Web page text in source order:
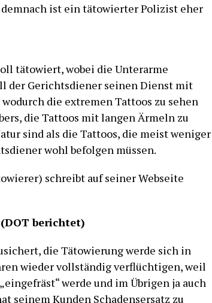
ist ein tätowierter Polizist eher
tätowiert, wobei die Unterarme
der Gerichtsdiener seinen Dienst mit
die extremen Tattoos zu sehen
die Tattoos mit langen Ärmeln zu
sind als die Tattoos, die meist weniger
wohl befolgen müssen.
schreibt auf seiner Webseite
berichtet)
die Tätowierung werde sich in
wieder vollständig verflüchtigen, weil
werde und im Übrigen ja auch
seinem Kunden Schadensersatz zu